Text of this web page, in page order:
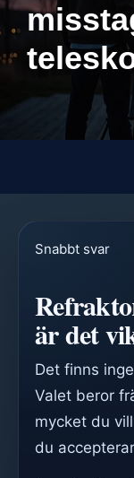
Snabbt svar
är det
Det finns
Valet beror
mycket du
du